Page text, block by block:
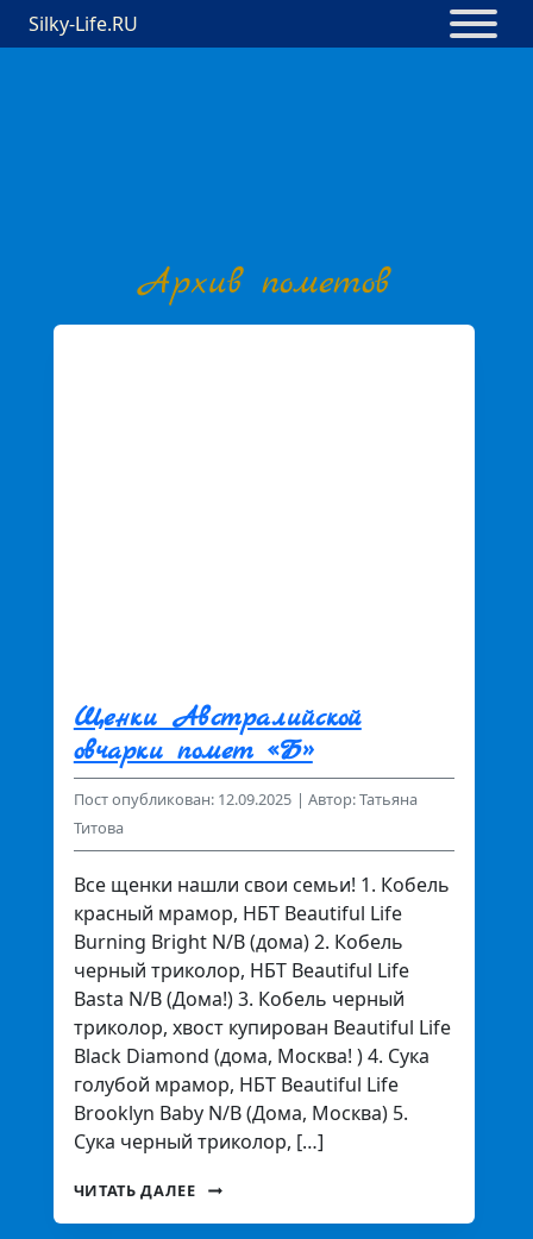
Silky-Life.RU
Архив пометов
Щенки Австралийской
овчарки помет «Б»
Пост опубликован: 12.09.2025 | Автор: Татьяна
Титова
Все щенки нашли свои семьи! 1. Кобель
красный мрамор, НБТ Beautiful Life
Burning Bright N/B (дома) 2. Кобель
черный триколор, НБТ Beautiful Life
Basta N/B (Дома!) 3. Кобель черный
триколор, хвост купирован Beautiful Life
Black Diamond (дома, Москва! ) 4. Сука
голубой мрамор, НБТ Beautiful Life
Brooklyn Baby N/B (Дома, Москва) 5.
Сука черный триколор, […]
ЧИТАТЬ ДАЛЕЕ